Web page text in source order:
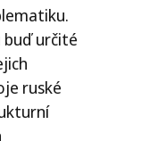
určité
ruské